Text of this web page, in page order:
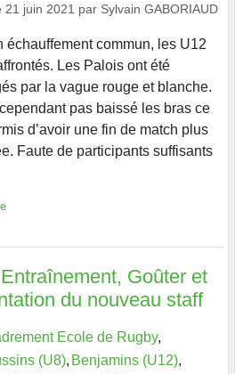
21 juin 2021 par Sylvain GABORIAUD
échauffement commun, les U12
Les Palois ont été
par la vague rouge et blanche.
cependant pas baissé les bras ce
d’avoir une fin de match plus
Faute de participants suffisants
Goûter et
du nouveau staff
Ecole de Rugby
(U8) Benjamins (U12)